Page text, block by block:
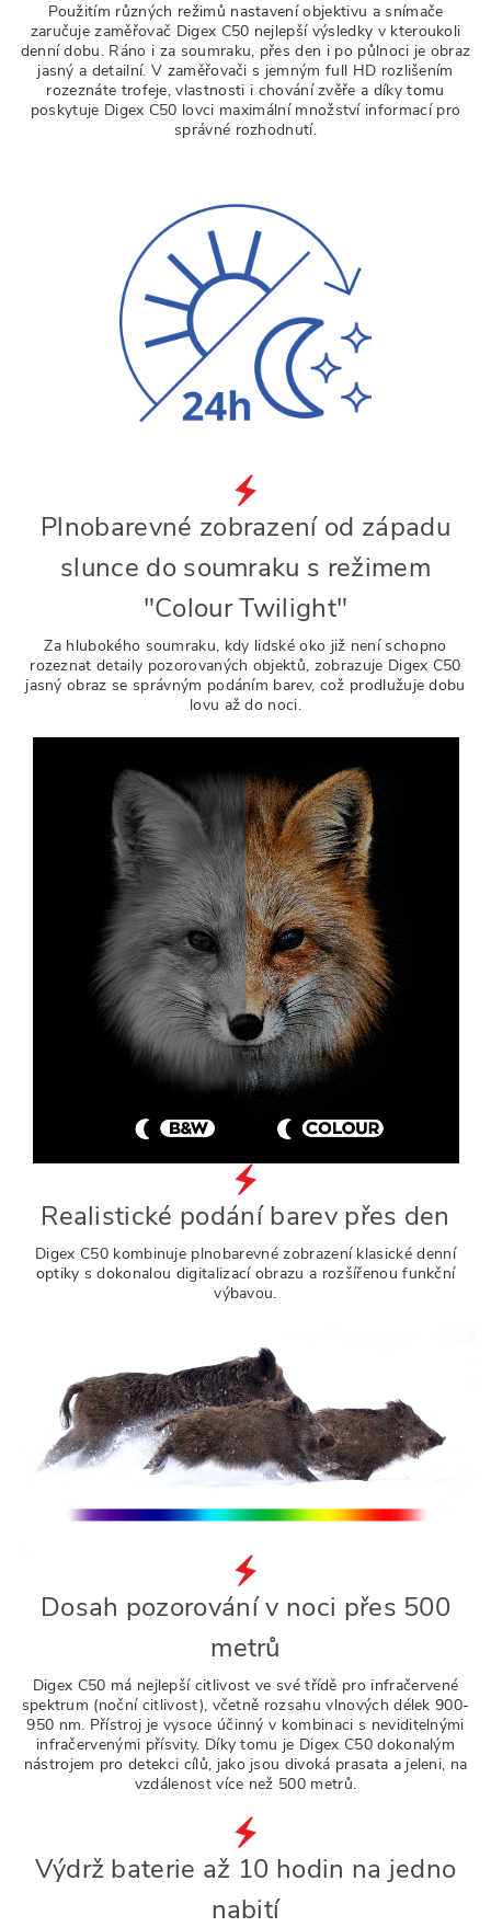
Použitím různých režimů nastavení objektivu a snímače
zaručuje zaměřovač Digex C50 nejlepší výsledky v kteroukoli
denní dobu. Ráno i za soumraku, přes den i po půlnoci je obraz
jasný a detailní. V zaměřovači s jemným full HD rozlišením
rozeznáte trofeje, vlastnosti i chování zvěře a díky tomu
poskytuje Digex C50 lovci maximální množství informací pro
správné rozhodnutí.
Plnobarevné zobrazení od západu
slunce do soumraku s režimem
"Colour Twilight"
Za hlubokého soumraku, kdy lidské oko již není schopno
rozeznat detaily pozorovaných objektů, zobrazuje Digex C50
jasný obraz se správným podáním barev, což prodlužuje dobu
lovu až do noci.
Realistické podání barev přes den
Digex C50 kombinuje plnobarevné zobrazení klasické denní
optiky s dokonalou digitalizací obrazu a rozšířenou funkční
výbavou.
Dosah pozorování v noci přes 500
metrů
Digex C50 má nejlepší citlivost ve své třídě pro infračervené
spektrum (noční citlivost), včetně rozsahu vlnových délek 900-
950 nm. Přístroj je vysoce účinný v kombinaci s neviditelnými
infračervenými přísvity. Díky tomu je Digex C50 dokonalým
nástrojem pro detekci cílů, jako jsou divoká prasata a jeleni, na
vzdálenost více než 500 metrů.
Výdrž baterie až 10 hodin na jedno
nabití